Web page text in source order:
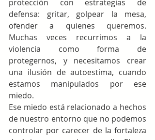
protección con estrategias de
defensa: gritar, golpear la mesa,
ofender a quienes queremos.
Muchas veces recurrimos a la
violencia como forma de
protegernos, y necesitamos crear
una ilusión de autoestima, cuando
estamos manipulados por ese
miedo.
Ese miedo está relacionado a hechos
de nuestro entorno que no podemos
controlar por carecer de la fortaleza